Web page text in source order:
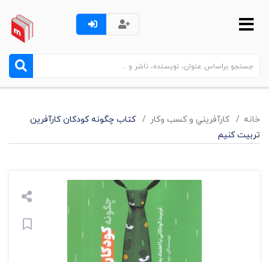
خانه کارآفريني و کسب وکار
کتاب چگونه کودکان کارآفرین
تربیت کنیم